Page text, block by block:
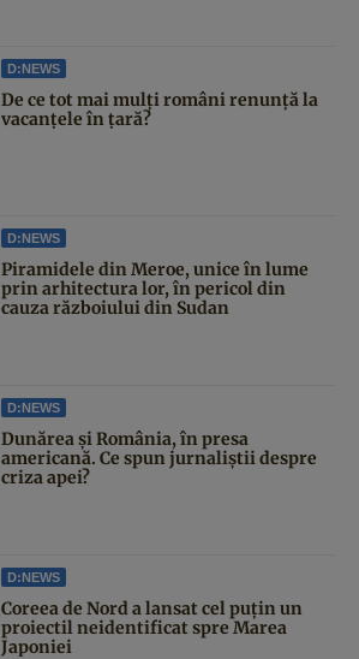
D:NEWS
De ce tot mai mulți români renunță la
vacanțele în țară?
D:NEWS
Piramidele din Meroe, unice în lume
prin arhitectura lor, în pericol din
cauza războiului din Sudan
D:NEWS
Dunărea și România, în presa
americană. Ce spun jurnaliștii despre
criza apei?
D:NEWS
Coreea de Nord a lansat cel puțin un
proiectil neidentificat spre Marea
Japoniei